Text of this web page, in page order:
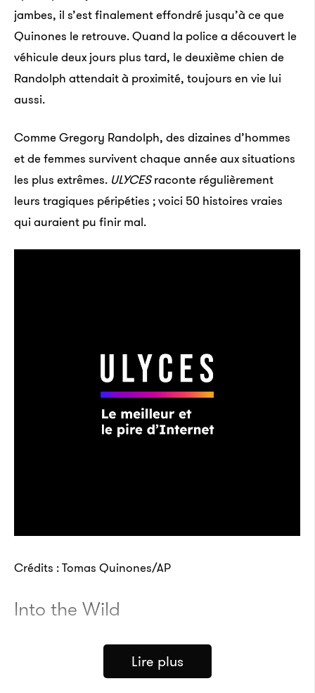
jambes, il s’est finalement effondré jusqu’à ce que
Quinones le retrouve. Quand la police a découvert le
véhicule deux jours plus tard, le deuxième chien de
Randolph attendait à proximité, toujours en vie lui
aussi.
Comme Gregory Randolph, des dizaines d’hommes
et de femmes survivent chaque année aux situations
les plus extrêmes. ULYCESraconte régulièrement
leurs tragiques péripéties ; voici 50 histoires vraies
qui auraient pu finir mal.
Crédits : Tomas Quinones/AP
Into the Wild
Cette explo­ra­trice a survécu seule pendant 5
Lire plus